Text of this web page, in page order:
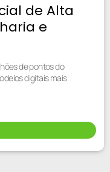
de Alta
e
de pontos do
digitais mais